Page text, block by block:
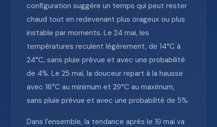
configuration suggère un temps qui peut rester
chaud tout en redevenant plus orageux ou plus
instable par moments. Le 24 mai, les
températures reculent légèrement, de 14°C à
24°C, sans pluie prévue et avec une probabilité
de 4%. Le 25 mai, la douceur repart à la hausse
avec 16°C au minimum et 29°C au maximum,
sans pluie prévue et avec une probabilité de 5%.
Dans l’ensemble, la tendance après le 19 mai va